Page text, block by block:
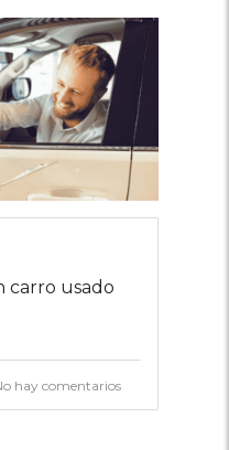
carro usado
hay comentarios